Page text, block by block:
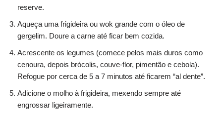
reserve.
Aqueça uma frigideira ou wok grande com o óleo de
gergelim. Doure a carne até ficar bem cozida.
Acrescente os legumes (comece pelos mais duros como
cenoura, depois brócolis, couve-flor, pimentão e cebola).
Refogue por cerca de 5 a 7 minutos até ficarem “al dente”.
Adicione o molho à frigideira, mexendo sempre até
engrossar ligeiramente.